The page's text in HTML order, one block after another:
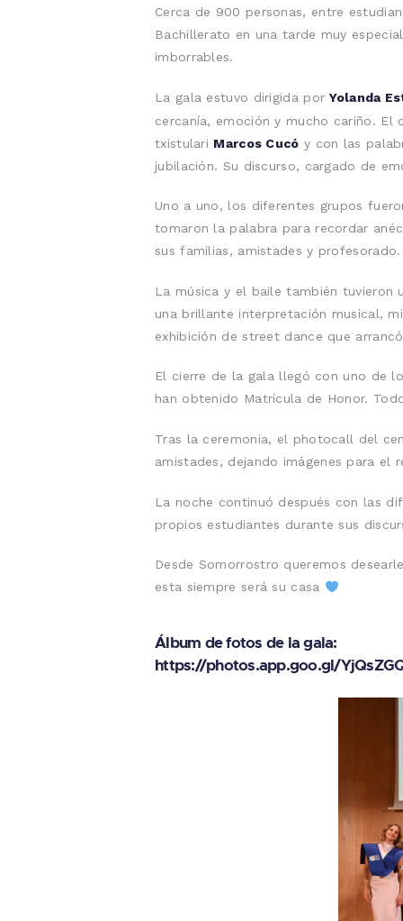
Cerca de 900 personas, entre
Bachillerato en una tarde muy
imborrables.
La gala estuvo dirigida porYolanda
cercanía, emoción y mucho cariño.
txistulari Marcos Cucó y con las
jubilación. Su discurso, cargado de
Uno a uno, los diferentes grupos
tomaron la palabra para recordar
sus familias, amistades y profesorado.
La música y el baile también tuvieron
una brillante interpretación musical,
exhibición de street dance que
El cierre de la gala llegó con uno de
han obtenido Matrícula de Honor.
Tras la ceremonia, el photocall del
amistades, dejando imágenes para
La noche continuó después con las
propios estudiantes durante sus
Desde Somorrostro queremos
esta siempre será su casa
Álbum de fotos de la gala:
https://photos.app.goo.gl/